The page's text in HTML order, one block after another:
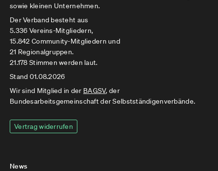
sowie kleinen Unternehmen.
Der Verband besteht aus
5.336 Vereins-Mitgliedern,
15.842 Community-Mitgliedern und
21 Regionalgruppen.
21.178 Stimmen werden laut.
Stand 01.08.2026
Wir sind Mitglied in der BAGSV, der
Bundesarbeitsgemeinschaft der Selbstständigenverbände.
Vertrag widerrufen
News